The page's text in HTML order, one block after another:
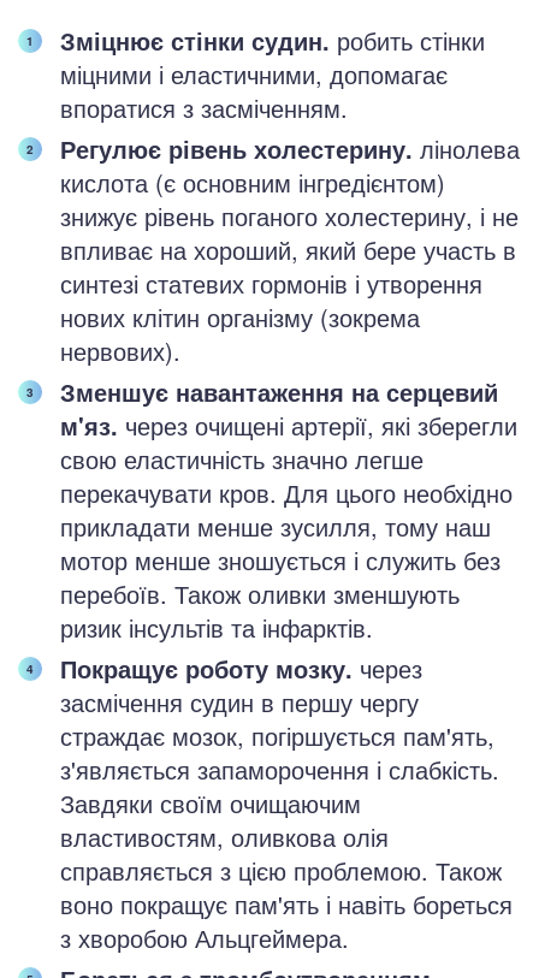
Зміцнює стінки судин. робить стінки
міцними і еластичними, допомагає
впоратися з засміченням.
Регулює рівень холестерину. лінолева
кислота (є основним інгредієнтом)
знижує рівень поганого холестерину, і не
впливає на хороший, який бере участь в
синтезі статевих гормонів і утворення
нових клітин організму (зокрема
нервових).
Зменшує навантаження на серцевий
м'яз. через очищені артерії, які зберегли
свою еластичність значно легше
перекачувати кров. Для цього необхідно
прикладати менше зусилля, тому наш
мотор менше зношується і служить без
перебоїв. Також оливки зменшують
ризик інсультів та інфарктів.
Покращує роботу мозку. через
засмічення судин в першу чергу
страждає мозок, погіршується пам'ять,
з'являється запаморочення і слабкість.
Завдяки своїм очищаючим
властивостям, оливкова олія
справляється з цією проблемою. Також
воно покращує пам'ять і навіть бореться
з хворобою Альцгеймера.